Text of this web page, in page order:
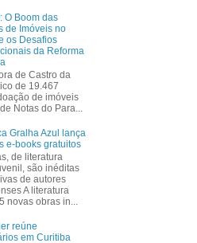
O Boom das
de Imóveis no
os Desafios
da Reforma
de Castro da
de 19.467
de imóveis
Notas do Para...
Gralha Azul lança
e-books gratuitos
de literatura
são inéditas
de autores
A literatura
novas obras in...
reúne
em Curitiba